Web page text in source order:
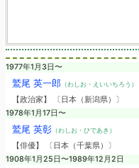
1977年1月3日〜
鷲尾 英一郎（わしお・えいいちろう）
【政治家】 〔日本（新潟県）〕
1978年1月17日〜
鷲尾 英彰（わしお・ひであき）
【俳優】 〔日本（千葉県）〕
1908年1月25日〜1989年12月2日